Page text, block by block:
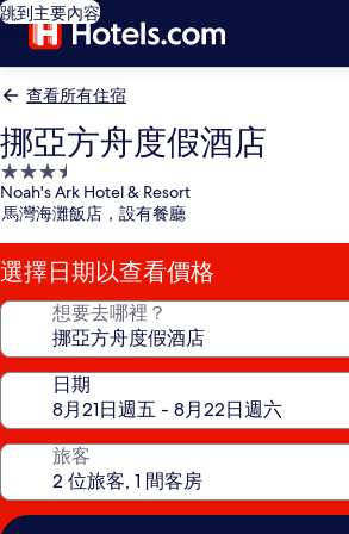
跳到主要內容
查看所有住宿
挪亞方舟度假酒店
3.5
星
級
住
宿
Noah's Ark Hotel & Resort
馬灣海灘飯店，設有餐廳
選擇日期以查看價格
想要去哪裡？
日期
旅客